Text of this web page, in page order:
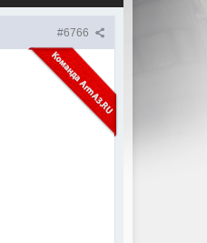
#6766